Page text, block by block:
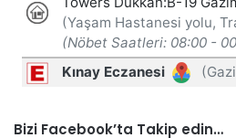
Bizi Facebook’ta Takip edin…